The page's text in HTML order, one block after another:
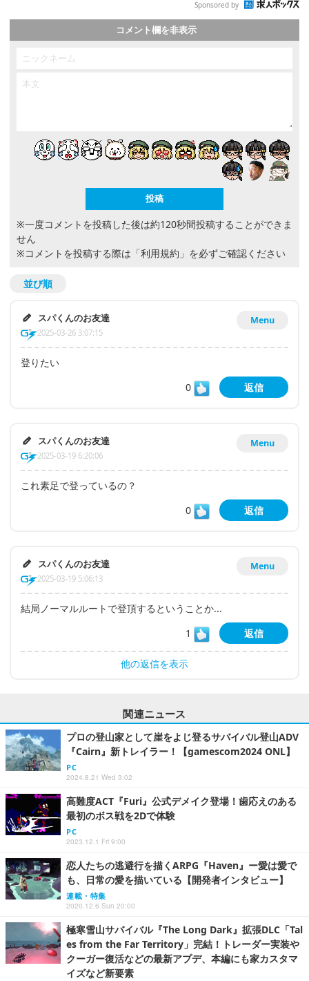
Sponsored by
コメント欄を非表示
※一度コメントを投稿した後は約120秒間投稿することができま
せん
※コメントを投稿する際は 「利用規約」 を必ずご確認ください
並び順
Menu
スパくんのお友達
2025-03-26 3:07:15
登りたい
0
返信
Menu
スパくんのお友達
2025-03-19 6:20:06
これ素足で登っているの？
0
返信
Menu
スパくんのお友達
2025-03-19 5:06:13
結局ノーマルルートで登頂するということか...
1
返信
他の返信を表示
関連ニュース
プロの登山家として崖をよじ登るサバイバル登山ADV
『Cairn』新トレイラー！【gamescom2024 ONL】
PC
2024.8.21 Wed 3:02
高難度ACT『Furi』公式デメイク登場！歯応えのある
最初のボス戦を2Dで体験
PC
2023.12.1 Fri 9:00
恋人たちの逃避行を描くARPG『Haven』ー愛は愛で
も、日常の愛を描いている【開発者インタビュー】
連載・特集
2020.12.6 Sun 20:00
極寒雪山サバイバル『The Long Dark』拡張DLC「Tal
es from the Far Territory」完結！トレーダー実装や
クーガー復活などの最新アプデ、本編にも家カスタマ
イズなど新要素